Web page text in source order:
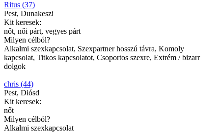
Ritus (37)
Pest, Dunakeszi
Kit keresek:
nőt, női párt, vegyes párt
Milyen célból?
Alkalmi szexkapcsolat, Szexpartner hosszú távra, Komoly
kapcsolat, Titkos kapcsolatot, Csoportos szexre, Extrém / bizarr
dolgok
chris (44)
Pest, Diósd
Kit keresek:
nőt
Milyen célból?
Alkalmi szexkapcsolat